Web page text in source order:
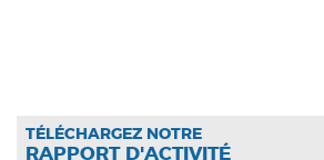
TÉLÉCHARGEZ NOTRE
RAPPORT D'ACTIVITÉ